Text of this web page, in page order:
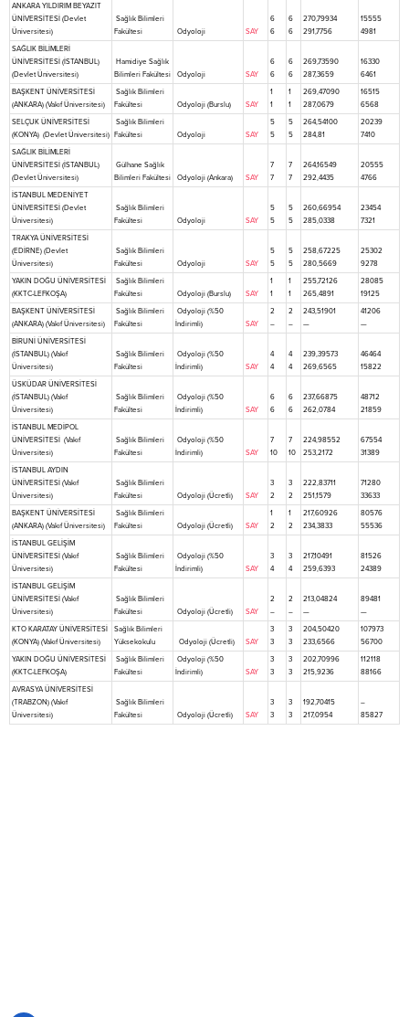
ANKARA YILDIRIM BEYAZIT
ÜNİVERSİTESİ (Devlet
Üniversitesi)
Sağlık Bilimleri
Fakültesi
Odyoloji SAY
6
6
6
6
270,79934
291,7756
15555
4981
SAĞLIK BİLİMLERİ
ÜNİVERSİTESİ (İSTANBUL)
(Devlet Üniversitesi)
Hamidiye Sağlık
Bilimleri Fakültesi
Odyoloji SAY
6
6
6
6
269,73590
287,3659
16330
6461
BAŞKENT ÜNİVERSİTESİ
(ANKARA) (Vakıf Üniversitesi)
Sağlık Bilimleri
Fakültesi
Odyoloji (Burslu) SAY
1
1
1
1
269,47090
287,0679
16515
6568
SELÇUK ÜNİVERSİTESİ
(KONYA) (Devlet Üniversitesi)
Sağlık Bilimleri
Fakültesi
Odyoloji SAY
5
5
5
5
264,54100
284,81
20239
7410
SAĞLIK BİLİMLERİ
ÜNİVERSİTESİ (İSTANBUL)
(Devlet Üniversitesi)
Gülhane Sağlık
Bilimleri Fakültesi
Odyoloji (Ankara) SAY
7
7
7
7
264,16549
292,4435
20555
4766
İSTANBUL MEDENİYET
ÜNİVERSİTESİ (Devlet
Üniversitesi)
Sağlık Bilimleri
Fakültesi
Odyoloji SAY
5
5
5
5
260,66954
285,0338
23454
7321
TRAKYA ÜNİVERSİTESİ
(EDİRNE) (Devlet
Üniversitesi)
Sağlık Bilimleri
Fakültesi
Odyoloji SAY
5
5
5
5
258,67225
280,5669
25302
9278
YAKIN DOĞU ÜNİVERSİTESİ
(KKTC-LEFKOŞA)
Sağlık Bilimleri
Fakültesi
Odyoloji (Burslu) SAY
1
1
1
1
255,72126
265,4891
28085
19125
BAŞKENT ÜNİVERSİTESİ
(ANKARA) (Vakıf Üniversitesi)
Sağlık Bilimleri
Fakültesi
Odyoloji (%50
İndirimli)
SAY
2
–
2
–
243,51901
—
41206
—
BİRUNİ ÜNİVERSİTESİ
(İSTANBUL) (Vakıf
Üniversitesi)
Sağlık Bilimleri
Fakültesi
Odyoloji (%50
İndirimli)
SAY
4
4
4
4
239,39573
269,6565
46464
15822
ÜSKÜDAR ÜNİVERSİTESİ
(İSTANBUL) (Vakıf
Üniversitesi)
Sağlık Bilimleri
Fakültesi
Odyoloji (%50
İndirimli)
SAY
6
6
6
6
237,66875
262,0784
48712
21859
İSTANBUL MEDİPOL
ÜNİVERSİTESİ (Vakıf
Üniversitesi)
Sağlık Bilimleri
Fakültesi
Odyoloji (%50
İndirimli)
SAY
7
10
7
10
224,98552
253,2172
67554
31389
İSTANBUL AYDIN
ÜNİVERSİTESİ (Vakıf
Üniversitesi)
Sağlık Bilimleri
Fakültesi
Odyoloji (Ücretli) SAY
3
2
3
2
222,83711
251,1579
71280
33633
BAŞKENT ÜNİVERSİTESİ
(ANKARA) (Vakıf Üniversitesi)
Sağlık Bilimleri
Fakültesi
Odyoloji (Ücretli) SAY
1
2
1
2
217,60926
234,3833
80576
55536
İSTANBUL GELİŞİM
ÜNİVERSİTESİ (Vakıf
Üniversitesi)
Sağlık Bilimleri
Fakültesi
Odyoloji (%50
İndirimli)
SAY
3
4
3
4
217,10491
259,6393
81526
24389
İSTANBUL GELİŞİM
ÜNİVERSİTESİ (Vakıf
Üniversitesi)
Sağlık Bilimleri
Fakültesi
Odyoloji (Ücretli) SAY
2
–
2
–
213,04824
—
89481
—
KTO KARATAY ÜNİVERSİTESİ
(KONYA) (Vakıf Üniversitesi)
Sağlık Bilimleri
Yüksekokulu
Odyoloji (Ücretli) SAY
3
3
3
3
204,50420
233,6566
107973
56700
YAKIN DOĞU ÜNİVERSİTESİ
(KKTC-LEFKOŞA)
Sağlık Bilimleri
Fakültesi
Odyoloji (%50
İndirimli)
SAY
3
3
3
3
202,70996
215,9236
112118
88166
AVRASYA ÜNİVERSİTESİ
(TRABZON) (Vakıf
Üniversitesi)
Sağlık Bilimleri
Fakültesi
Odyoloji (Ücretli) SAY
3
3
3
3
192,70415
217,0954
–
85827